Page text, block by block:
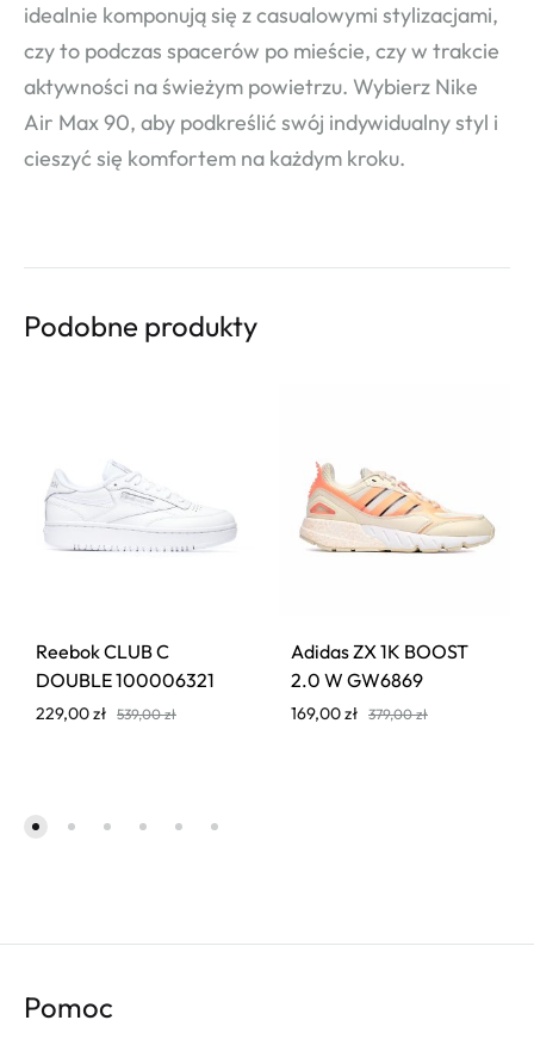
idealnie komponują się z casualowymi stylizacjami,
czy to podczas spacerów po mieście, czy w trakcie
aktywności na świeżym powietrzu. Wybierz Nike
Air Max 90, aby podkreślić swój indywidualny styl i
cieszyć się komfortem na każdym kroku.
Podobne produkty
Reebok CLUB C
DOUBLE 100006321
229,00zł 539,00zł
Adidas ZX 1K BOOST
2.0 W GW6869
169,00zł 379,00zł
Pomoc